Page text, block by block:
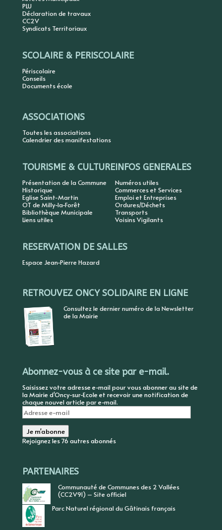
PLU
Déclaration de travaux
CC2V
Syndicats Territoriaux
SCOLAIRE & PERISCOLAIRE
Périscolaire
Conseils
Documents école
ASSOCIATIONS
Toutes les associations
Calendrier des manifestations
TOURISME & CULTURE
Présentation de la Commune
Historique
Eglise Saint-Martin
OT de Milly-la-Forêt
Bibliothèque Municipale
Liens utiles
INFOS GENERALES
Numéros utiles
Commerces et Services
Emploi et Entreprises
Ordures/Déchets
Transports
Voisins Vigilants
RESERVATION DE SALLES
Espace Jean-Pierre Hazard
RETROUVEZ ONCY SOLIDAIRE EN LIGNE
Consultez le dernier numéro de la Newsletter
de la Mairie
Abonnez-vous à ce site par e-mail.
Saisissez votre adresse e-mail pour vous abonner au site de
la Mairie d'Oncy-sur-Ecole et recevoir une notification de
chaque nouvel article par e-mail.
Adresse
e-
mail
Je m'abonne
Rejoignez les 76 autres abonnés
PARTENAIRES
Communauté de Communes des 2 Vallées
(CC2V91) – Site officiel
Parc Naturel régional du Gâtinais français